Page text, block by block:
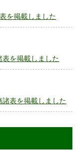
を掲載しました
を掲載しました
表を掲載しました